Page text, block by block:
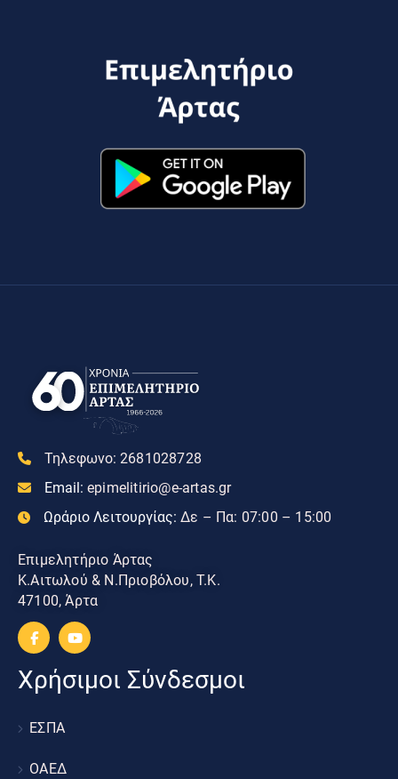
Τηλεφωνο: 2681028728
Email: epimelitirio@e-artas.gr
Ωράριο Λειτουργίας: Δε – Πα: 07:00 – 15:00
Επιμελητήριο Άρτας
Κ.Αιτωλού & Ν.Πριοβόλου, Τ.Κ.
47100, Άρτα
Χρήσιμοι Σύνδεσμοι
ΕΣΠΑ
ΟΑΕΔ